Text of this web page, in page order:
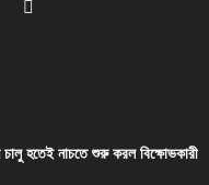
হতেই নাচতে শুরু করল বিক্ষোভকারী